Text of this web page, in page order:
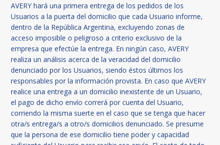
AVERY hará una primera entrega de los pedidos de los
Usuarios a la puerta del domicilio que cada Usuario informe,
dentro de la República Argentina, excluyendo zonas de
acceso imposible o peligroso a criterio exclusivo de la
empresa que efectúe la entrega. En ningún caso, AVERY
realiza un análisis acerca de la veracidad del domicilio
denunciado por los Usuarios, siendo éstos últimos los
responsables por la información provista. En caso que AVERY
realice una entrega a un domicilio inexistente de un Usuario,
el pago de dicho envío correrá por cuenta del Usuario,
corriendo la misma suerte en el caso que se tenga que hacer
otra/s entrega/s a otro/s domicilios denunciado. Se presume
que la persona de ese domicilio tiene poder y capacidad